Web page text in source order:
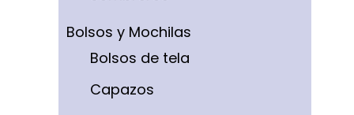
Bolsos y Mochilas
Bolsos de tela
Capazos